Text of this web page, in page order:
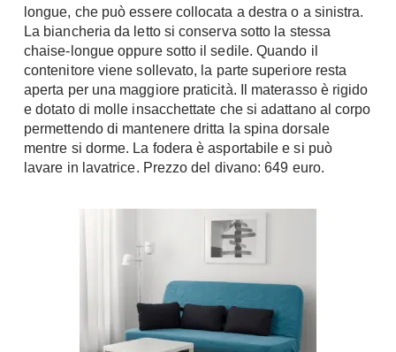
Chaise Longue
Divani Angolo
Divani in Pelle
Complementi
Tavoli
Sedie
Tappeti
Complementi arredo
Camere Matrimoniali
Teleriscaldamento
Cura della casa
Pulizia
Detergenti
Stiro
Aspirapolvere
Ristrutturazione
Progetto
Norme
Il Verde
longue, che può essere collocata a destra o a sinistra.
La biancheria da letto si conserva sotto la stessa
chaise-longue oppure sotto il sedile. Quando il
contenitore viene sollevato, la parte superiore resta
aperta per una maggiore praticità. Il materasso è rigido
e dotato di molle insacchettate che si adattano al corpo
permettendo di mantenere dritta la spina dorsale
mentre si dorme. La fodera è asportabile e si può
lavare in lavatrice. Prezzo del divano: 649 euro.